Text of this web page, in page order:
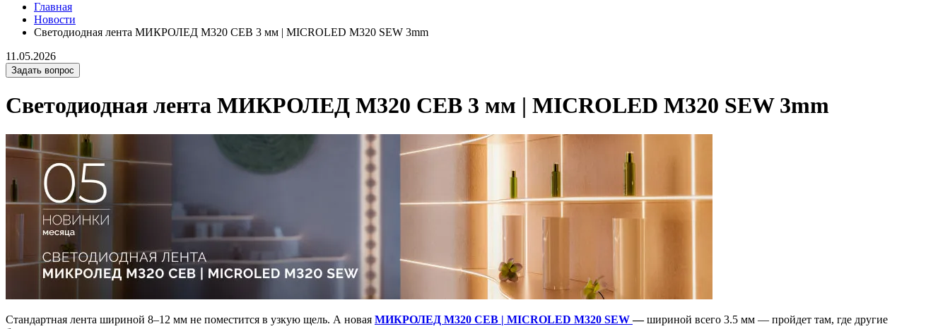
Главная
Новости
Светодиодная лента МИКРОЛЕД M320 СЕВ 3 мм | MICROLED M320 SEW 3mm
11.05.2026
Задать вопрос
Светодиодная лента МИКРОЛЕД M320 СЕВ 3 мм | MICROLED M320 SEW 3mm
Стандартная лента шириной 8–12 мм не поместится в узкую щель. А новая МИКРОЛЕД M320 СЕВ | MICROLED M320 SEW—шириной всего 3.5 мм — пройдет там, где другие